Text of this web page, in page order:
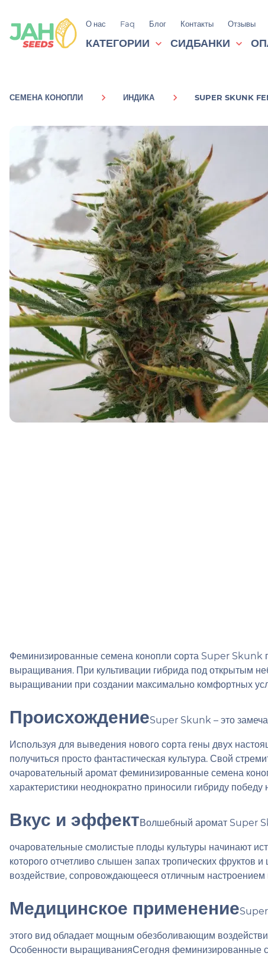
О нас Faq Блог Контакты Отзывы
КАТЕГОРИИ СИДБАНКИ
СЕМЕНА КОНОПЛИ ИНДИКА SUPER SKUNK
Феминизированные семена конопли сорта Super Skunk
выращивания. При культивации гибрида под открытым
выращивании при создании максимально комфортных
ПроисхождениеSuper Skunk – это
Используя для выведения нового сорта гены двух
получиться просто фантастическая культура. Свой
очаровательный аромат феминизированные семена
характеристики неоднократно приносили гибриду
Вкус и эффектВолшебный аромат Super
очаровательные смолистые плоды культуры начинают
которого отчетливо слышен запах тропических фруктов
воздействие, сопровождающееся отличным настроением
Медицинское применениеSuper
этого вид обладает мощным обезболивающим
Особенности выращиванияСегодня феминизированные